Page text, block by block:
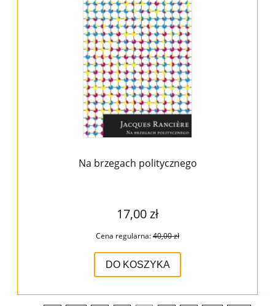
Na brzegach politycznego
17,00 zł
Cena regularna:40,00 zł
DO KOSZYKA